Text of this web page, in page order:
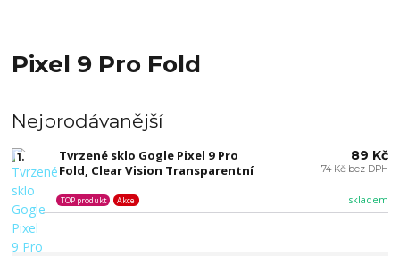
Pixel 9 Pro Fold
Nejprodávanější
1.
Tvrzené sklo Gogle Pixel 9 Pro
Fold, Clear Vision Transparentní
skladem
TOP produkt Akce
89 Kč
74 Kč bez DPH